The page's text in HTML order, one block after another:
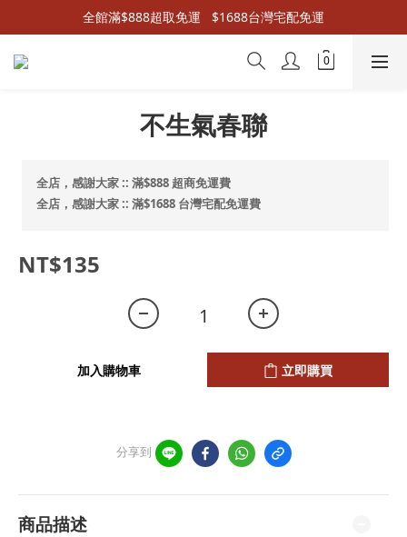
全館滿$888超取免運   $1688台灣宅配免運
不生氣春聯
全店，感謝大家 :: 滿$888 超商免運費
全店，感謝大家 :: 滿$1688 台灣宅配免運費
NT$135
加入購物車 立即購買
分享到
商品描述